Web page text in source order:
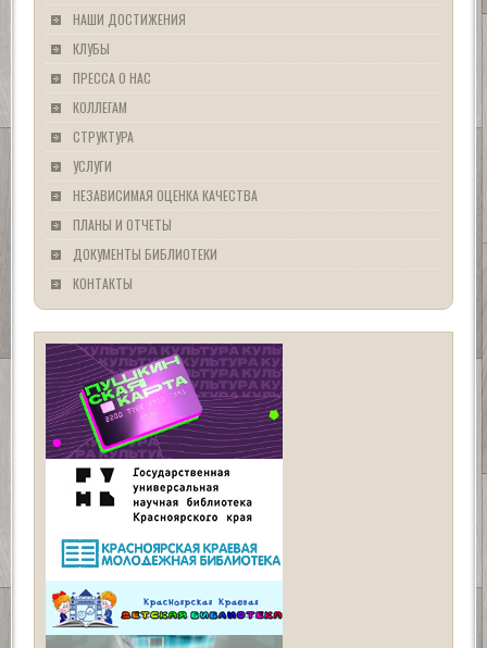
НАШИ ДОСТИЖЕНИЯ
КЛУБЫ
ПРЕССА О НАС
КОЛЛЕГАМ
СТРУКТУРА
УСЛУГИ
НЕЗАВИСИМАЯ ОЦЕНКА КАЧЕСТВА
ПЛАНЫ И ОТЧЕТЫ
ДОКУМЕНТЫ БИБЛИОТЕКИ
КОНТАКТЫ